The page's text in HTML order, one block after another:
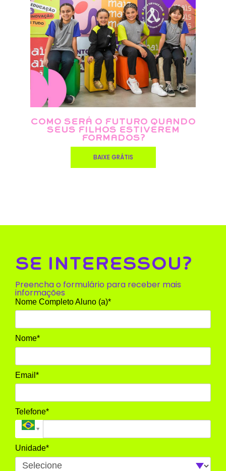
COMO SERÁ O FUTURO QUANDO
SEUS FILHOS ESTIVEREM
FORMADOS?
BAIXE GRÁTIS
SE INTERESSOU?
Preencha o formulário para receber mais
informações
Nome Completo Aluno (a)*
Nome*
Email*
Telefone*
Unidade*